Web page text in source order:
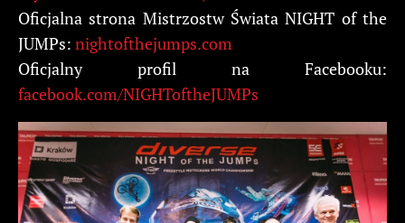
Oficjalna strona Mistrzostw Świata NIGHT of the
JUMPs: nightofthejumps.com
Oficjalny profil na Facebooku:
facebook.com/NIGHToftheJUMPs